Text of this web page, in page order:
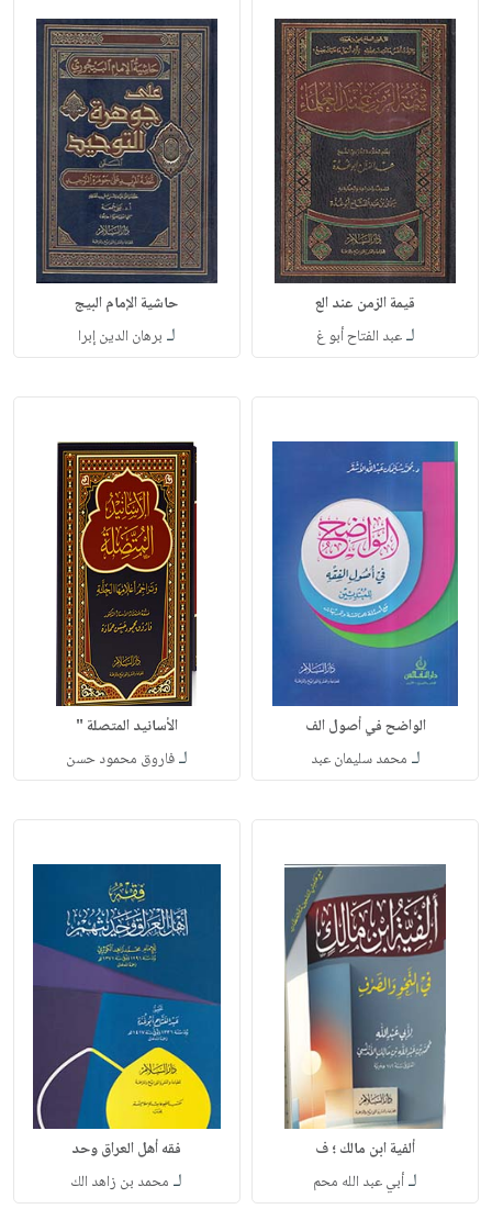
قيمة الزمن عند الع
لـعبد الفتاح أبو غ
حاشية الإمام البيج
لـ برهان الدين إبرا
الواضح في أصول الف
لـ محمد سليمان عبد
الأسانيد المتصلة "
لـفاروق محمود حسن
ألفية ابن مالك ؛ ف
لـأبي عبد الله محم
فقه أهل العراق وحد
لـ محمد بن زاهد الك